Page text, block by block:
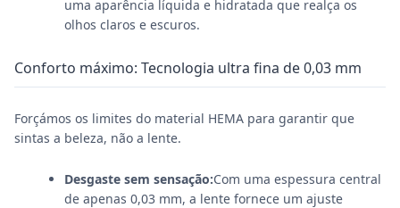
uma aparência líquida e hidratada que realça os
olhos claros e escuros.
Conforto máximo: Tecnologia ultra fina de 0,03 mm
Forçámos os limites do material HEMA para garantir que
sintas a beleza, não a lente.
Desgaste sem sensação:Com uma espessura central
de apenas 0,03 mm, a lente fornece um ajuste